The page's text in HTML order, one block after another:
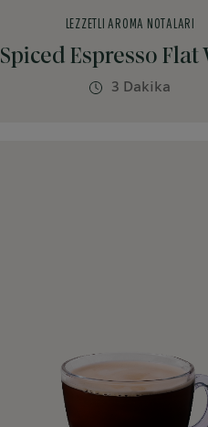
Spiced Espresso Flat
LEZZETLI AROMA NOTALARI
3 Dakika